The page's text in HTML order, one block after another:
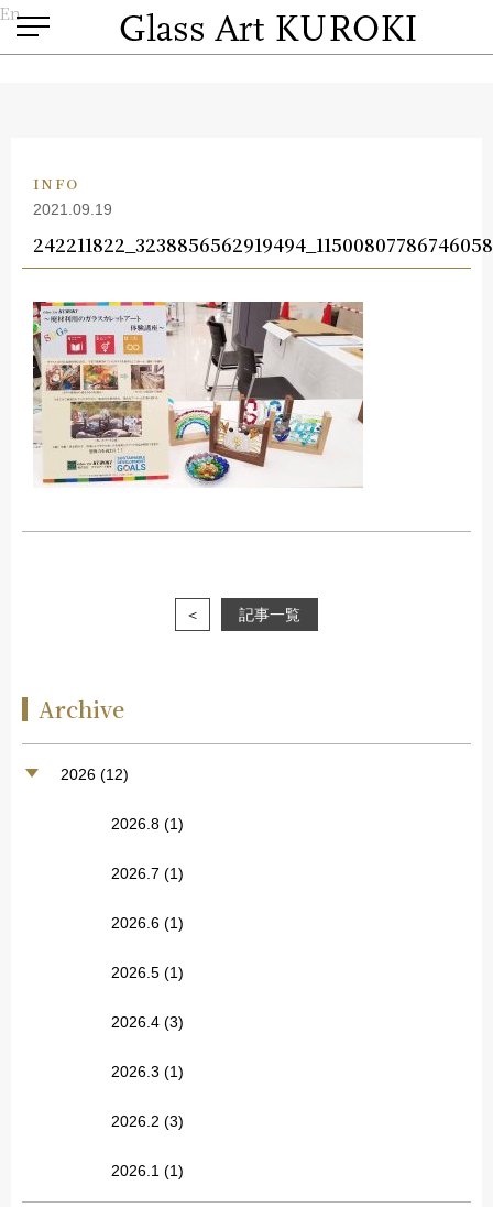
En
INFO
2021.09.19
＜ 記事一覧
Archive
2026 (12)
2026.8 (1)
2026.7 (1)
2026.6 (1)
2026.5 (1)
2026.4 (3)
2026.3 (1)
2026.2 (3)
2026.1 (1)